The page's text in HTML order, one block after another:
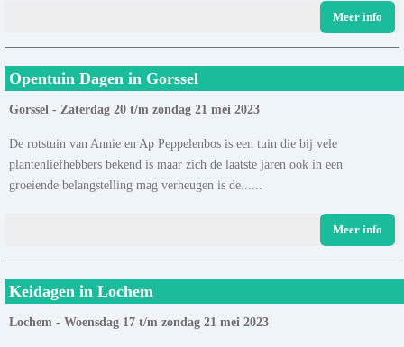
Meer info
Opentuin Dagen in Gorssel
Gorssel - Zaterdag 20 t/m zondag 21 mei 2023
De rotstuin van Annie en Ap Peppelenbos is een tuin die bij vele
plantenliefhebbers bekend is maar zich de laatste jaren ook in een
groeiende belangstelling mag verheugen is de......
Meer info
Keidagen in Lochem
Lochem - Woensdag 17 t/m zondag 21 mei 2023